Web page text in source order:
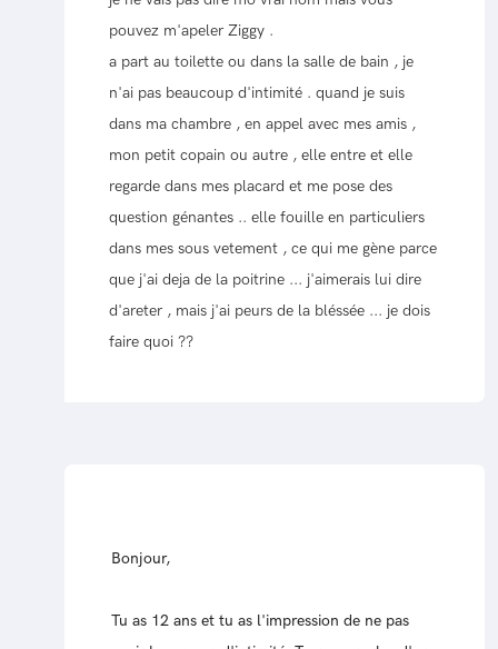
pouvez m'apeler Ziggy .
a part au toilette ou dans la salle de bain , je
n'ai pas beaucoup d'intimité . quand je suis
dans ma chambre , en appel avec mes amis ,
mon petit copain ou autre , elle entre et elle
regarde dans mes placard et me pose des
question génantes .. elle fouille en particuliers
dans mes sous vetement , ce qui me gène parce
que j'ai deja de la poitrine ... j'aimerais lui dire
d'areter , mais j'ai peurs de la bléssée ... je dois
faire quoi ??
Bonjour,
Tu as 12 ans et tu as l'impression de ne pas